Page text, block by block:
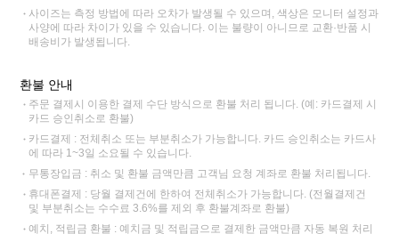
사이즈는 측정 방법에 따라 오차가 발생될 수 있으며, 색상은 모니터 설정과
사양에 따라 차이가 있을 수 있습니다. 이는 불량이 아니므로 교환·반품 시
배송비가 발생됩니다.
환불 안내
주문 결제시 이용한 결제 수단 방식으로 환불 처리 됩니다. (예: 카드결제 시
카드 승인취소로 환불)
카드결제 : 전체취소 또는 부분취소가 가능합니다. 카드 승인취소는 카드사
에 따라 1~3일 소요될 수 있습니다.
무통장입금 : 취소 및 환불 금액만큼 고객님 요청 계좌로 환불 처리됩니다.
휴대폰결제 : 당월 결제건에 한하여 전체취소가 가능합니다. (전월결제건
및 부분취소는 수수료 3.6%를 제외 후 환불계좌로 환불)
예치, 적립금 환불 : 예치금 및 적립금으로 결제한 금액만큼 자동 복원 처리